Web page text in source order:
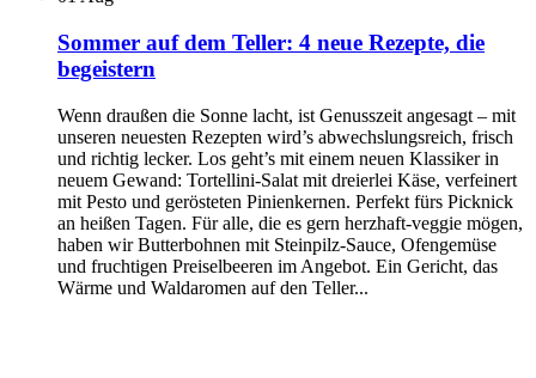
Sommer auf dem Teller: 4 neue Rezepte, die
begeistern
Wenn draußen die Sonne lacht, ist Genusszeit angesagt – mit
unseren neuesten Rezepten wird’s abwechslungsreich, frisch
und richtig lecker. Los geht’s mit einem neuen Klassiker in
neuem Gewand: Tortellini-Salat mit dreierlei Käse, verfeinert
mit Pesto und gerösteten Pinienkernen. Perfekt fürs Picknick
an heißen Tagen. Für alle, die es gern herzhaft-veggie mögen,
haben wir Butterbohnen mit Steinpilz-Sauce, Ofengemüse
und fruchtigen Preiselbeeren im Angebot. Ein Gericht, das
Wärme und Waldaromen auf den Teller...